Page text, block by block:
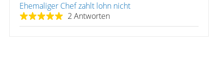
Ehemaliger Chef zahlt lohn nicht
2 Antworten